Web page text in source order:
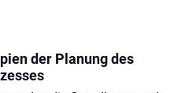
der Planung des